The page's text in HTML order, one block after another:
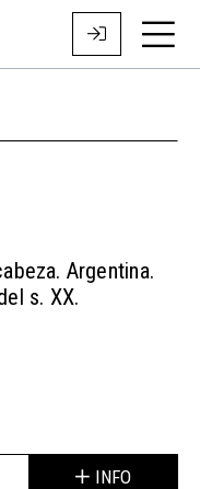
Argentina.
s. XX.
INFO